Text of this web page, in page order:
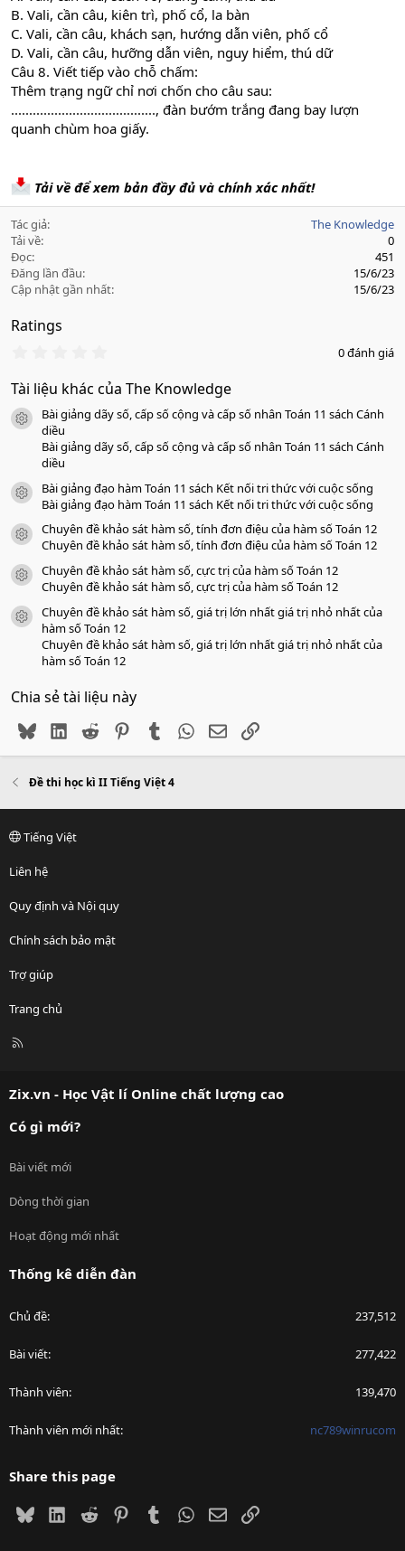
B. Vali, cần câu, kiên trì, phố cổ, la bàn
C. Vali, cần câu, khách sạn, hướng dẫn viên, phố cổ
D. Vali, cần câu, hưỡng dẫn viên, nguy hiểm, thú dữ
Câu 8. Viết tiếp vào chỗ chấm:
Thêm trạng ngữ chỉ nơi chốn cho câu sau:
........................................, đàn bướm trắng đang bay lượn
quanh chùm hoa giấy.
Tải về để xem bản đầy đủ và chính xác nhất!
Tác giả
The Knowledge
Tải về
0
Đọc
451
Đăng lần đầu
15/6/23
Cập nhật gần nhất
15/6/23
Ratings
0
0
a
0 đánh giá
Tài liệu khác của The Knowledge
icon tài liệu
Bài giảng dãy số, cấp số cộng và cấp số nhân Toán 11 sách Cánh
diều
Bài giảng dãy số, cấp số cộng và cấp số nhân Toán 11 sách Cánh
diều
icon tài liệu
Bài giảng đạo hàm Toán 11 sách Kết nối tri thức với cuộc sống
Bài giảng đạo hàm Toán 11 sách Kết nối tri thức với cuộc sống
icon tài liệu
Chuyên đề khảo sát hàm số, tính đơn điệu của hàm số Toán 12
Chuyên đề khảo sát hàm số, tính đơn điệu của hàm số Toán 12
icon tài liệu
Chuyên đề khảo sát hàm số, cực trị của hàm số Toán 12
Chuyên đề khảo sát hàm số, cực trị của hàm số Toán 12
icon tài liệu
Chuyên đề khảo sát hàm số, giá trị lớn nhất giá trị nhỏ nhất của
hàm số Toán 12
Chuyên đề khảo sát hàm số, giá trị lớn nhất giá trị nhỏ nhất của
hàm số Toán 12
Chia sẻ tài liệu này
BlueskyLinkedIn
Reddit PinterestTumblr WhatsApp
EmailLink
Đề thi học kì II Tiếng Việt 4
Tiếng Việt
Liên hệ
Quy định và Nội quy
Chính sách bảo mật
Trợ giúp
Trang chủ
R
Zix.vn - Học Vật lí Online chất lượng cao
Có gì mới?
Bài viết mới
Dòng thời gian
Hoạt động mới nhất
Thống kê diễn đàn
Chủ đề 237,512
Bài viết 277,422
Thành viên 139,470
Thành viên mới nhất nc789winrucom
Share this page
BlueskyLinkedIn
Reddit PinterestTumblrWhatsApp
EmailLink